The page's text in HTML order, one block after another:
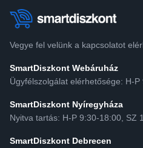
Vegye fel velünk a kapcsolatot
SmartDiszkont Webáruház
Ügyfélszolgálat elérhetősége: H-
SmartDiszkont Nyíregyháza
Nyitva tartás: H-P 9:30-18:00, SZ
SmartDiszkont Debrecen